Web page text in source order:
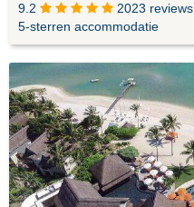
9.2
2023 reviews
5-sterren accommodatie